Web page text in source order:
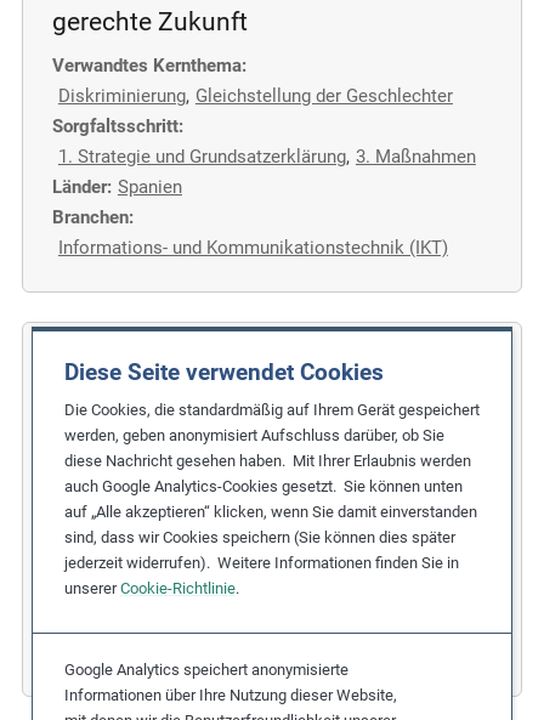
Diese Seite verwendet Cookies
Die Cookies, die standardmäßig auf Ihrem Gerät gespeichert
werden, geben anonymisiert Aufschluss darüber, ob Sie
diese Nachricht gesehen haben. Mit Ihrer Erlaubnis werden
auch Google Analytics-Cookies gesetzt. Sie können unten
auf „Alle akzeptieren“ klicken, wenn Sie damit einverstanden
sind, dass wir Cookies speichern (Sie können dies später
jederzeit widerrufen). Weitere Informationen finden Sie in
unsererCookie-Richtlinie.
Google Analytics speichert anonymisierte
Informationen über Ihre Nutzung dieser Website,
gerechte Zukunft
Verwandtes Kernthema:
Diskriminierung, Gleichstellung der Geschlechter
Sorgfaltsschritt:
1. Strategie und Grundsatzerklärung, 3. Maßnahmen
Länder: Spanien
Branchen:
Informations- und Kommunikationstechnik (IKT)
COFIDES
Gleichstellung der Geschlechter im
Finanzsektor
Verwandtes Kernthema:
Diskriminierung, Gleichstellung der Geschlechter
Sorgfaltsschritt:
1. Strategie und Grundsatzerklärung